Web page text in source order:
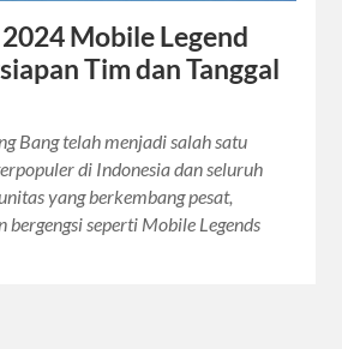
Mobile Legend
Tim dan Tanggal
Bang telah menjadi salah satu
di Indonesia dan seluruh
yang berkembang pesat,
seperti Mobile Legends